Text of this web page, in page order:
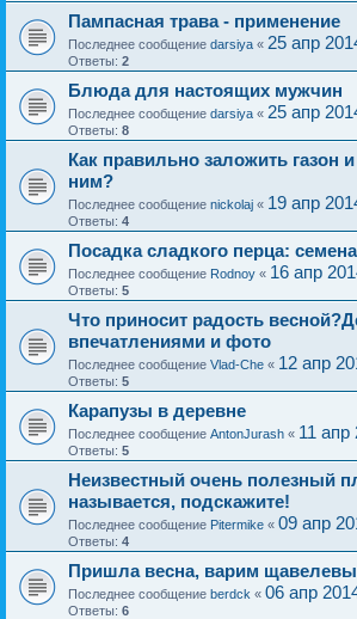
Пампасная трава - применение
Последнее сообщение darsiya « 25 апр
Ответы: 2
Блюда для настоящих мужчин
Последнее сообщение darsiya « 25 апр
Ответы: 8
Как правильно заложить газон
ним?
Последнее сообщение nickolaj « 19 апр
Ответы: 4
Посадка сладкого перца:
Последнее сообщение Rodnoy « 16 апр
Ответы: 5
Что приносит радость
впечатлениями и фото
Последнее сообщение Vlad-Che « 12 апр
Ответы: 5
Карапузы в деревне
Последнее сообщение AntonJurash « 11 апр
Ответы: 5
Неизвестный очень полезный
называется, подскажите!
Последнее сообщение Pitermike « 09 апр
Ответы: 4
Пришла весна, варим
Последнее сообщение berdck « 06 апр
Ответы: 6